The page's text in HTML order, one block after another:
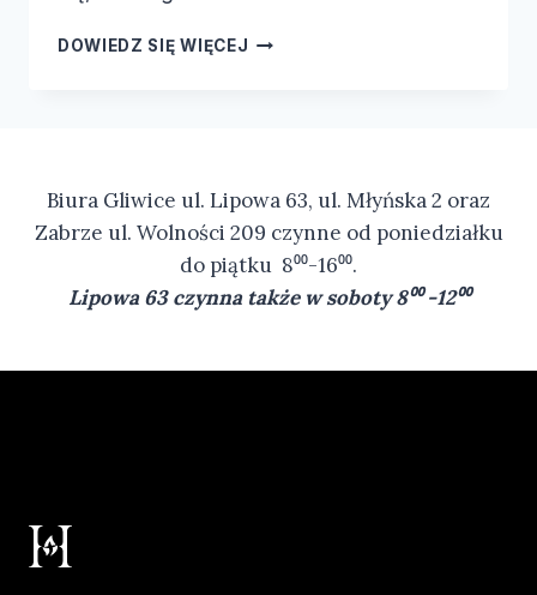
DOWIEDZ SIĘ WIĘCEJ
Biura Gliwice ul. Lipowa 63, ul. Młyńska 2 oraz
Zabrze ul. Wolności 209 czynne od poniedziałku
do piątku 8⁰⁰-16⁰⁰.
Lipowa 63 czynna także w soboty 8⁰⁰ -12⁰⁰